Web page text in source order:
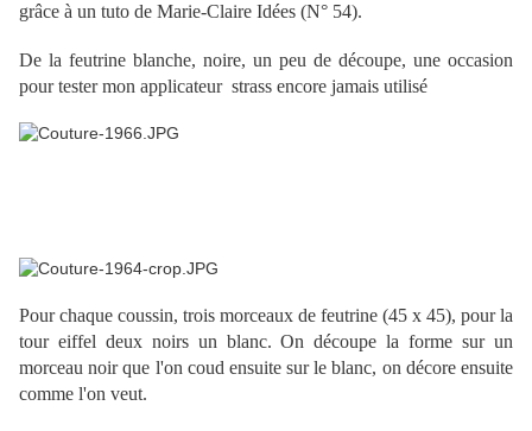
grâce à un tuto de Marie-Claire Idées (N° 54).
De la feutrine blanche, noire, un peu de découpe, une occasion
pour tester mon applicateur strass encore jamais utilisé
Pour chaque coussin, trois morceaux de feutrine (45 x 45), pour la
tour eiffel deux noirs un blanc. On découpe la forme sur un
morceau noir que l'on coud ensuite sur le blanc, on décore ensuite
comme l'on veut.